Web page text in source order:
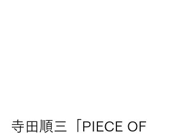
寺田順三「PIECE OF